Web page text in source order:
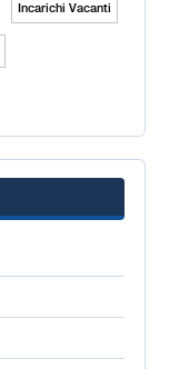
Incarichi Vacanti